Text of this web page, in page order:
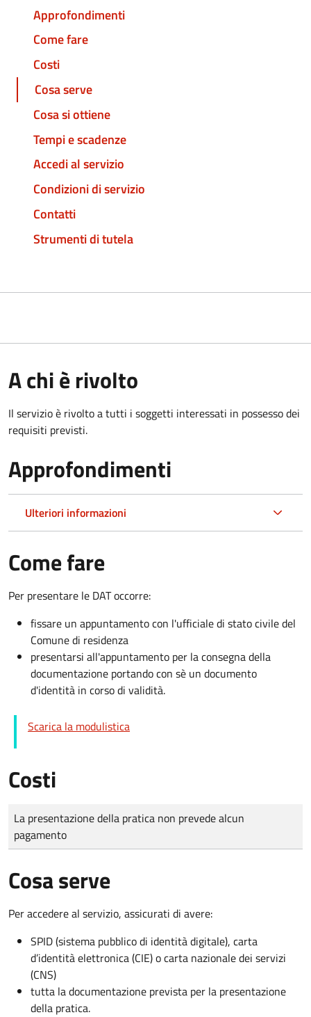
Approfondimenti
Come fare
Costi
Cosa serve
Cosa si ottiene
Tempi e scadenze
Accedi al servizio
Condizioni di servizio
Contatti
Strumenti di tutela
A chi è rivolto
Il servizio è rivolto a tutti i soggetti interessati in possesso dei
requisiti previsti.
Approfondimenti
Ulteriori informazioni
Come fare
Per presentare le DAT occorre:
fissare un appuntamento con l'ufficiale di stato civile del
Comune di residenza
presentarsi all'appuntamento per la consegna della
documentazione portando con sè un documento
d'identità in corso di validità.
Scarica la modulistica
Costi
Tipo di pagamento
Importo
La presentazione della pratica non prevede alcun
pagamento
Cosa serve
Per accedere al servizio, assicurati di avere:
SPID (sistema pubblico di identità digitale), carta
d’identità elettronica (CIE) o carta nazionale dei servizi
(CNS)
tutta la documentazione prevista per la presentazione
della pratica.